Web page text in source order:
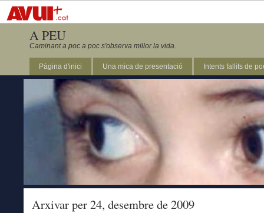
A PEU
Caminant a poc a poc s'observa millor la vida.
Pàgina d'inici Una mica de presentació Intents fallits de
Arxivar per 24, desembre de 2009